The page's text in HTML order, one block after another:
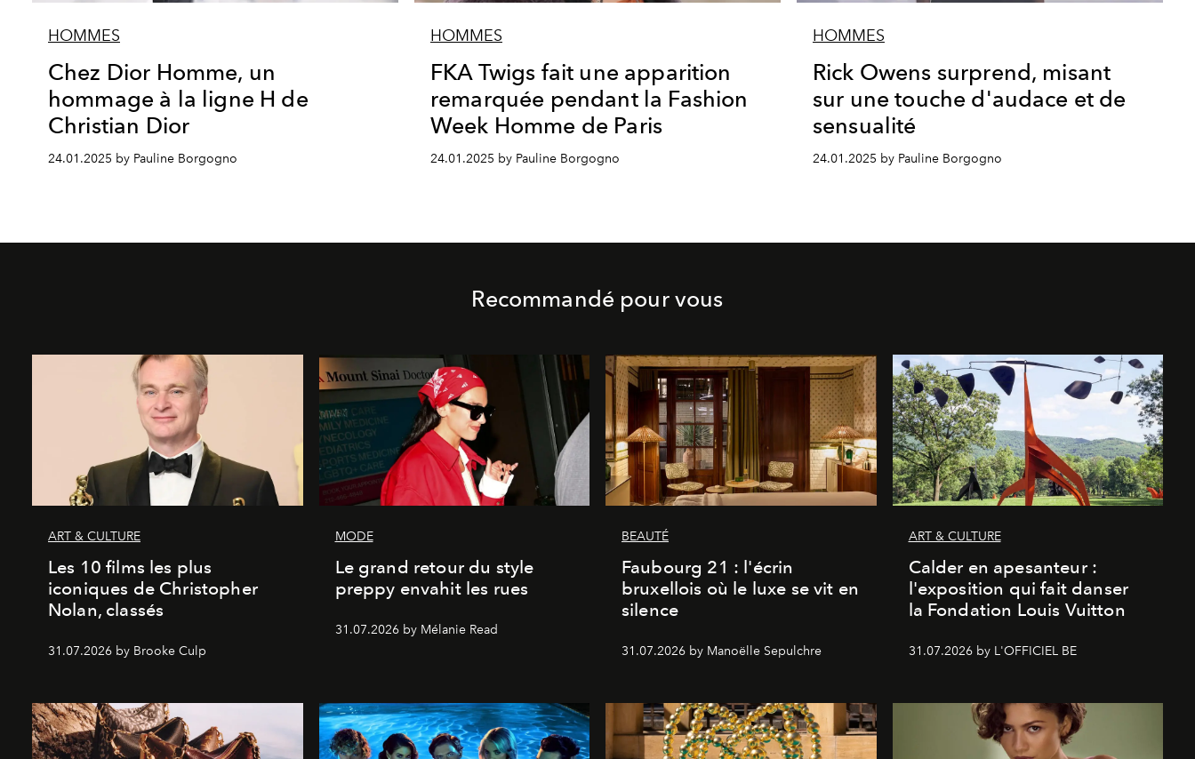
HOMMES
Chez Dior Homme, un
hommage à la ligne H de
Christian Dior
24.01.2025 by Pauline Borgogno
HOMMES
FKA Twigs fait une apparition
remarquée pendant la Fashion
Week Homme de Paris
24.01.2025 by Pauline Borgogno
HOMMES
Rick Owens surprend, misant
sur une touche d'audace et de
sensualité
24.01.2025 by Pauline Borgogno
Recommandé pour vous
ART & CULTURE
Les 10 films les plus
iconiques de Christopher
Nolan, classés
31.07.2026 by Brooke Culp
MODE
Le grand retour du style
preppy envahit les rues
31.07.2026 by Mélanie Read
BEAUTÉ
Faubourg 21 : l'écrin
bruxellois où le luxe se vit en
silence
31.07.2026 by Manoëlle Sepulchre
ART & CULTURE
Calder en apesanteur :
l'exposition qui fait danser
la Fondation Louis Vuitton
31.07.2026 by L'OFFICIEL BE